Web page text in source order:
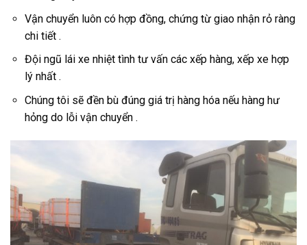
Vận chuyển luôn có hợp đồng, chứng từ giao nhận rỏ ràng
chi tiết .
Đội ngũ lái xe nhiệt tình tư vấn các xếp hàng, xếp xe hợp
lý nhất .
Chúng tôi sẽ đền bù đúng giá trị hàng hóa nếu hàng hư
hỏng do lỗi vận chuyển .